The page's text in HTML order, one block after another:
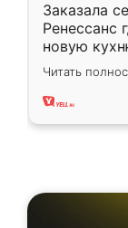
Заказала
Ренессанс
новую
вполне
два года,
Читать